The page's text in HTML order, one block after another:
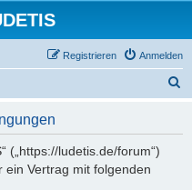
Anmelden
Registrieren
(„https://ludetis.de/forum“)
Vertrag mit folgenden